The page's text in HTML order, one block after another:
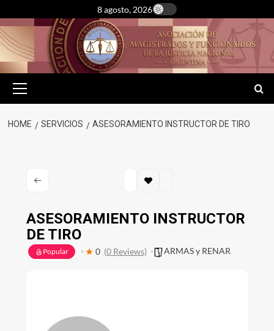
to
content
8 agosto, 2026
Menu
HOME SERVICIOS ASESORAMIENTO INSTRUCTOR DE TIRO
ASESORAMIENTO INSTRUCTOR
DE TIRO
Popular 0 (0 Reviews) ARMAS y RENAR